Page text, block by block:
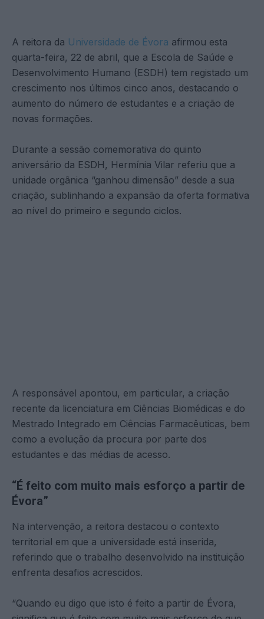
A reitora da Universidade de Évora afirmou esta
quarta-feira, 22 de abril, que a Escola de Saúde e
Desenvolvimento Humano (ESDH) tem registado um
crescimento nos últimos cinco anos, destacando o
aumento do número de estudantes e a criação de
novas formações.
Durante a sessão comemorativa do quinto
aniversário da ESDH, Hermínia Vilar referiu que a
unidade orgânica “ganhou dimensão” desde a sua
criação, sublinhando a expansão da oferta formativa
ao nível do primeiro e segundo ciclos.
A responsável apontou, em particular, a criação
recente da licenciatura em Ciências Biomédicas e do
Mestrado Integrado em Ciências Farmacêuticas, bem
como a evolução da procura por parte dos
estudantes e das médias de acesso.
“É feito com muito mais esforço a partir de
Évora”
Na intervenção, a reitora destacou o contexto
territorial em que a universidade está inserida,
referindo que o trabalho desenvolvido na instituição
enfrenta desafios acrescidos.
“Quando eu digo que isto é feito a partir de Évora,